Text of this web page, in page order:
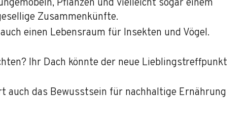
Pflanzen und vielleicht sogar einem
Zusammenkünfte.
einen Lebensraum für Insekten und Vögel.
Ihr Dach könnte der neue Lieblingstreffpunkt
das Bewusstsein für nachhaltige Ernährung